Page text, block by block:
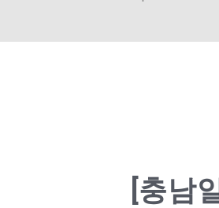
[충남